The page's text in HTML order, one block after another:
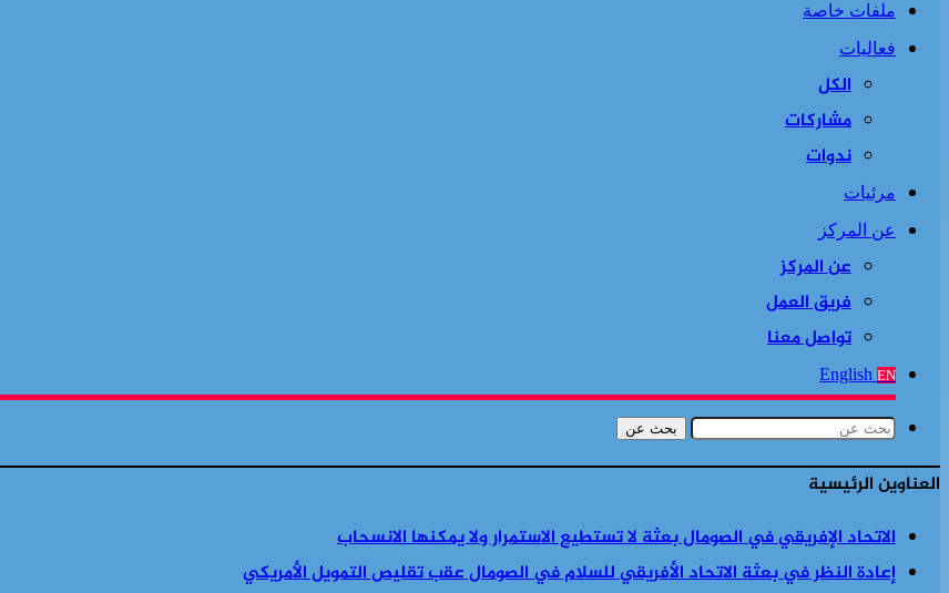
ملفات خاصة
فعاليات
الكل
مشاركات
ندوات
مرئيات
عن المركز
عن المركز
فريق العمل
تواصل معنا
English EN
بحث عن
العناوين الرئيسية
الاتحاد الإفريقي في الصومال بعثة لا تستطيع الاستمرار ولا يمكنها الانسحاب
إعادة النظر في بعثة الاتحاد الأفريقي للسلام في الصومال عقب تقليص التمويل الأمريكي